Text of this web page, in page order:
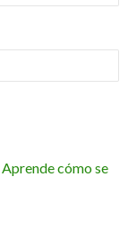
Aprende cómo se